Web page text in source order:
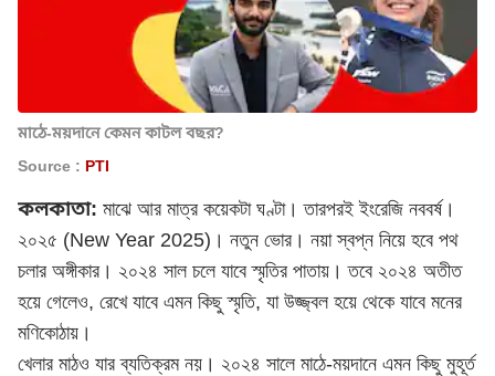
মাঠে-ময়দানে কেমন কাটল বছর?
Source : PTI
কলকাতা: মাঝে আর মাত্র কয়েকটা ঘণ্টা। তারপরই ইংরেজি নববর্ষ।
২০২৫ (New Year 2025)। নতুন ভোর। নয়া স্বপ্ন নিয়ে হবে পথ
চলার অঙ্গীকার। ২০২৪ সাল চলে যাবে স্মৃতির পাতায়। তবে ২০২৪ অতীত
হয়ে গেলেও, রেখে যাবে এমন কিছু স্মৃতি, যা উজ্জ্বল হয়ে থেকে যাবে মনের
মণিকোঠায়।
খেলার মাঠও যার ব্যতিক্রম নয়। ২০২৪ সালে মাঠে-ময়দানে এমন কিছু মুহূর্ত